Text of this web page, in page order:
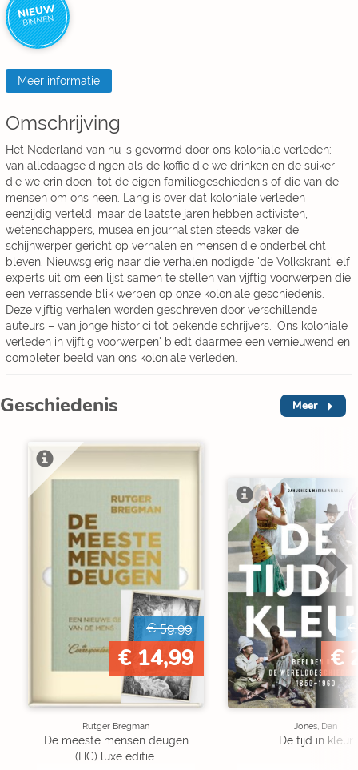
NIEUW
BINNEN
Meer informatie
Omschrijving
Het Nederland van nu is gevormd door ons koloniale verleden:
van alledaagse dingen als de koffie die we drinken en de suiker
die we erin doen, tot de eigen familiegeschiedenis of die van de
mensen om ons heen. Lang is over dat koloniale verleden
eenzijdig verteld, maar de laatste jaren hebben activisten,
wetenschappers, musea en journalisten steeds vaker de
schijnwerper gericht op verhalen en mensen die onderbelicht
bleven. Nieuwsgierig naar die verhalen nodigde 'de Volkskrant' elf
experts uit om een lijst samen te stellen van vijftig voorwerpen die
een verrassende blik werpen op onze koloniale geschiedenis.
Deze vijftig verhalen worden geschreven door verschillende
auteurs – van jonge historici tot bekende schrijvers. 'Ons koloniale
verleden in vijftig voorwerpen' biedt daarmee een vernieuwend en
completer beeld van ons koloniale verleden.
Geschiedenis Meer
€ 59,99
€ 14,99
Rutger Bregman
De meeste mensen deugen
(HC) luxe editie.
€
€
Jones, Dan
De tijd in kleur